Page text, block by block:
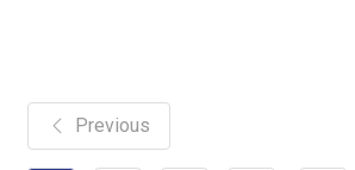
Previous